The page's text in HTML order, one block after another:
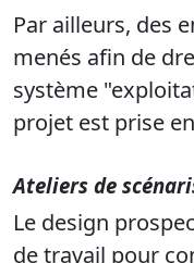
Par ailleurs, des
menés afin de
système
projet est prise
Ateliers de
Le design
de travail pour